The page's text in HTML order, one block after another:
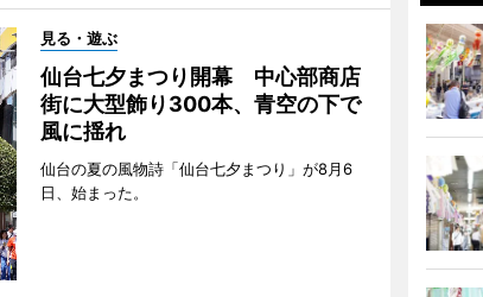
見る・遊ぶ
仙台七夕まつり開幕 中心部商店
街に大型飾り300本、青空の下で
風に揺れ
仙台の夏の風物詩「仙台七夕まつり」が8月6
日、始まった。